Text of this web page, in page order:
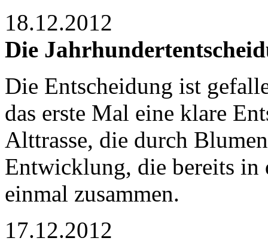
18.12.2012
Die
Die Entscheidung ist
das erste Mal eine klare
Alttrasse, die durch
Entwicklung, die bereits in
einmal zusammen.
17.12.2012